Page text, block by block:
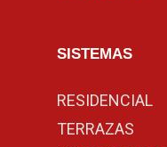
SISTEMAS
RESIDENCIAL
TERRAZAS